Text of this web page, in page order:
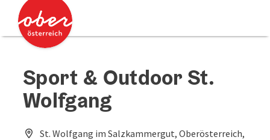
Zum Inhalt
Zum Seitenanfang
Sport & Outdoor St.
Wolfgang
St. Wolfgang im Salzkammergut, Oberösterreich,